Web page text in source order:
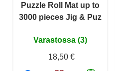
Puzzle Roll Mat up to
3000 pieces Jig & Puz
Varastossa (3)
18,50 €